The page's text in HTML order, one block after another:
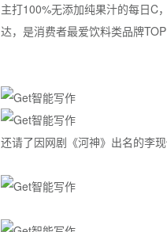
主打100%无添加纯果汁的每日C
达，是消费者最爱饮料类品牌
还请了因网剧《河神》出名的李